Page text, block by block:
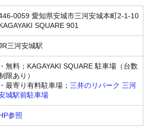
0059 愛知県安城市三河安城本町2-1-10
SQUARE 901
三河安城駅
・無料；KAGAYAKI SQUARE 駐車場（台数
限あり）
・最寄り有料駐車場； 三井のリパーク 三河
城駅前駐車場
参照